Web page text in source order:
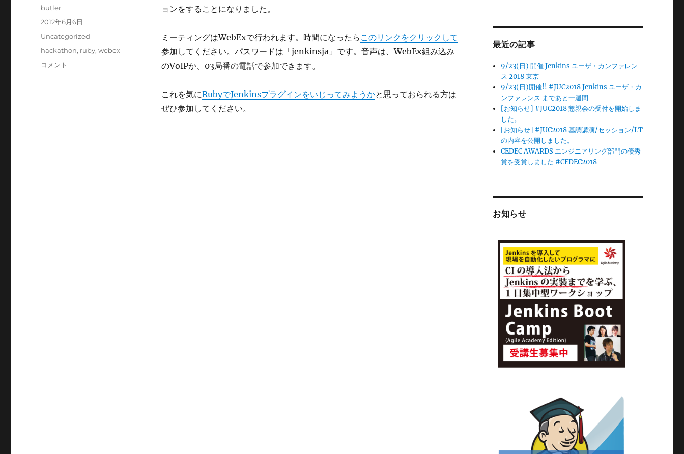
ョンをすることになりました。
ミーティングはWebExで行われます。時間になったら このリンクをクリックして
参加してください。パスワードは「jenkinsja」です。音声は、WebEx組み込み
のVoIPか、03局番の電話で参加できます。
これを気にRubyでJenkinsプラグインをいじってみようかと思っておられる方は
ぜひ参加してください。
投
butler
投
2012年6月6日
カ
テ
リ
Uncategorized
タ
hackathon, ruby,webex
第
コメント
最近の記事
9/23(日) 開催 Jenkins ユーザ・カンファレン
ス 2018 東京
9/23(日)開催!! #JUC2018 Jenkins ユーザ・カ
ンファレンス まであと一週間
[お知らせ] #JUC2018 懇親会の受付を開始しま
した。
[お知らせ] #JUC2018 基調講演/セッション/LT
の内容を公開しました。
CEDEC AWARDS エンジニアリング部門の優秀
賞を受賞しました #CEDEC2018
お知らせ